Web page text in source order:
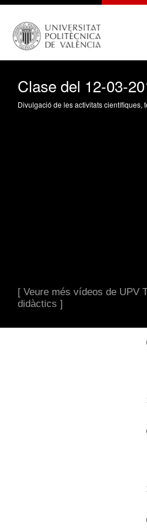
Clase del 12-03-
[ Veure més vídeos de UPV
didàctics ]